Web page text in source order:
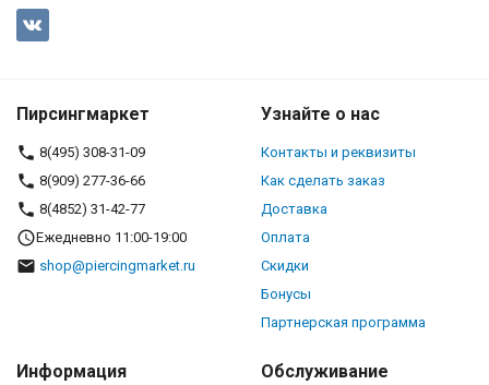
Пирсингмаркет
8(495) 308-31-09
8(909) 277-36-66
8(4852) 31-42-77
Ежедневно 11:00-19:00
shop@piercingmarket.ru
Узнайте о нас
Контакты и реквизиты
Как сделать заказ
Доставка
Оплата
Скидки
Бонусы
Партнерская программа
Информация
Обслуживание